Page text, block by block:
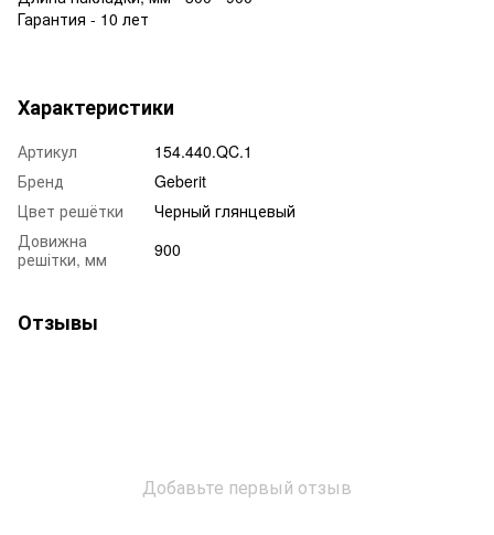
Гарантия - 10 лет
Характеристики
Артикул
154.440.QC.1
Бренд
Geberit
Цвет решётки
Черный глянцевый
Довижна
решітки, мм
900
Отзывы
Добавьте первый отзыв